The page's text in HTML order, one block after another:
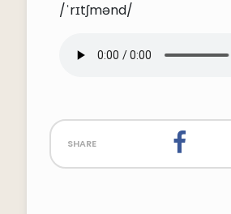
/ˈrɪtʃmənd/
share